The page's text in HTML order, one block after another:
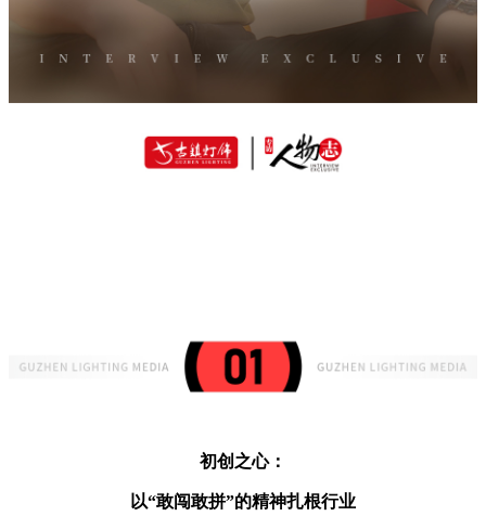
初创之心：
以“敢闯敢拼”的精神扎根行业